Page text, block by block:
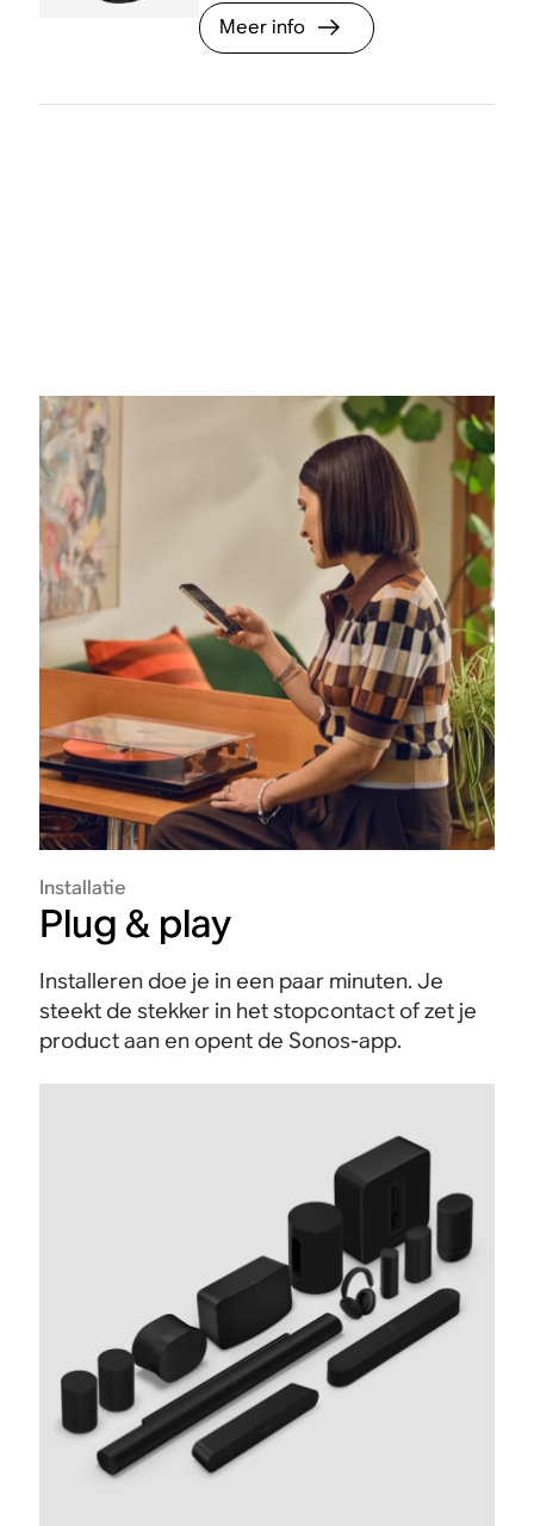
Meer info
Installatie
Plug & play
Installeren doe je in een paar minuten. Je
steekt de stekker in het stopcontact of zet je
product aan en opent de Sonos-app.